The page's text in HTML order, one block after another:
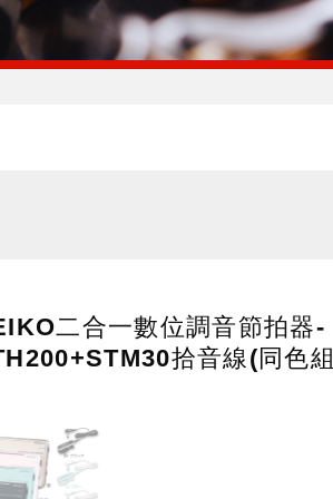
二合一數位調音節拍器-
拾音線(同色